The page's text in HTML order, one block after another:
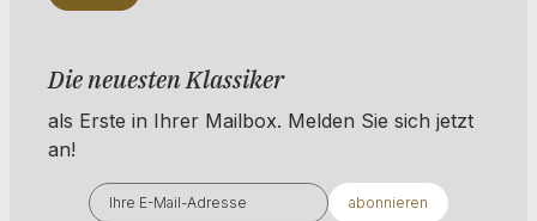
Die neuesten Klassiker
als Erste in Ihrer Mailbox. ​​​​​​Melden Sie sich jetzt
an!
abonnieren